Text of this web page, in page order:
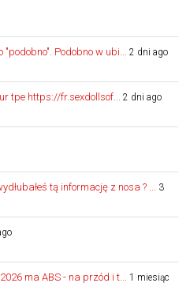
Podobno w ubi... 2 dni ago
tpe https://fr.sexdollsof... 2 dni ago
tą informację z nosa ? ... 3
ma ABS - na przód i t... 1 miesiąc